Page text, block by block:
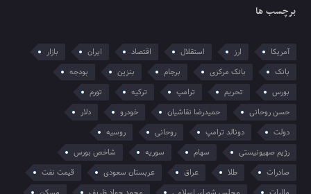
برچسب ها
آمریکا ارز استقلال اقتصاد ایران
بازار
بانک
بانک مرکزی برجام بنزین
بودجه
بورس
تحریم ترامپ ترکیه
تورم
حسن روحانی
حمیدرضا نقاشیان خودرو
دلار
دولت
دونالد ترامپ روحانی
روسیه
رژیم صهیونیستی
سهام سوریه
شاخص بورس
صادرات
طلا عراق عربستان سعودی
قیمت نفت